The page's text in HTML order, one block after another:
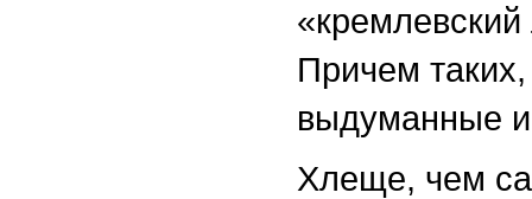
Причем
выдуманные
Хлеще, чем